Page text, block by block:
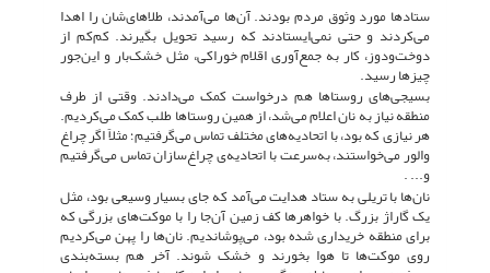
ستادها مورد وثوق مردم بودند. آن‌ها می‌آمدند، طلاهای‌شان را اهدا
می‌کردند و حتی نمی‌ایستادند که رسید تحویل بگیرند. کم‌کم از
دوخت‌ودوز، کار به جمع‌آوری اقلام خوراکی، مثل خشک‌بار و این‌جور
چیزها رسید.
بسیجی‌های روستاها هم درخواست کمک می‌دادند. وقتی از طرف
منطقه نیاز به نان اعلام می‌شد، از همین روستاها طلب کمک می‌کردیم.
هر نیازی که بود، با اتحادیه‌های مختلف تماس می‌گرفتیم؛ مثلاً اگر چراغ
والور می‌خواستند، به‌سرعت با اتحادیه‌ی چراغ‌سازان تماس می‌گرفتیم
و... .
نان‌ها با تریلی به ستاد هدایت می‌آمد که جای بسیار وسیعی بود، مثل
یک گاراژ بزرگ. با خواهرها کف زمین آن‌جا را با موکت‌های بزرگی که
برای منطقه خریداری شده بود، می‌پوشاندیم. نان‌ها را پهن می‌کردیم
روى موکت‌ها تا هوا بخورند و خشک شوند. آخر هم بسته‌بندی